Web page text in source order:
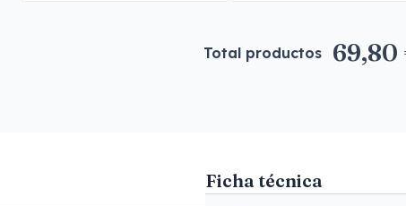
Total productos 69,80
Ficha técnica